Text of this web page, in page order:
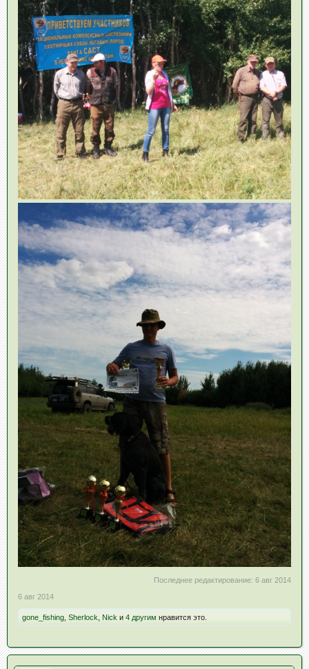
Последнее редактирование: 6 авг 2014
6 авг 2014
gone_fishing Sherlock Nick и 4 другим нравится это.